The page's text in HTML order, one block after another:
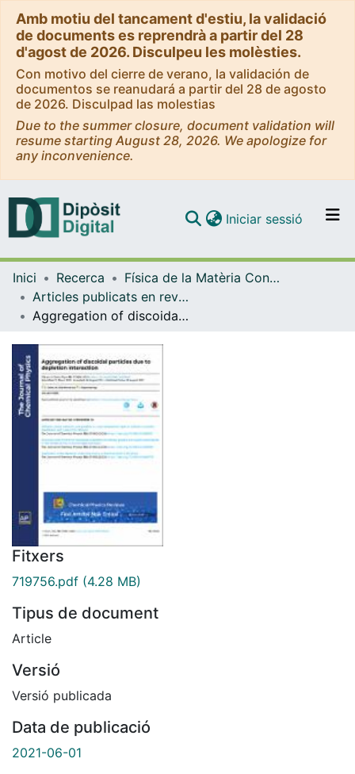
Amb motiu del tancament d'estiu, la validació
de documents es reprendrà a partir del 28
d'agost de 2026. Disculpeu les molèsties.
Con motivo del cierre de verano, la validación de
documentos se reanudará a partir del 28 de agosto
de 2026. Disculpad las molestias
Due to the summer closure, document validation will
resume starting August 28, 2026. We apologize for
any inconvenience.
Navega per tot el DD
Com publicar
Iniciar sessió (current)
Inici Recerca
Física de la Matèria Condensada
Articles publicats en revistes (Física de la Matèria Condensada)
Aggregation of discoidal particles due to depletion interaction
Fitxers
719756.pdf (4.28 MB)
Tipus de document
Article
Versió
Versió publicada
Data de publicació
2021-06-01